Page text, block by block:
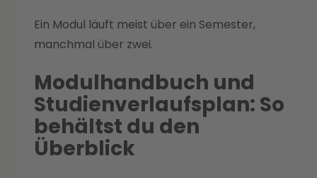
Ein Modul läuft meist über ein Semester,
manchmal über zwei.
Modulhandbuch und
Studienverlaufsplan: So
behältst du den
Überblick